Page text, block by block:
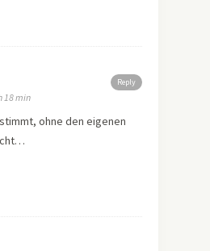
Reply
18 min
ohne den eigenen